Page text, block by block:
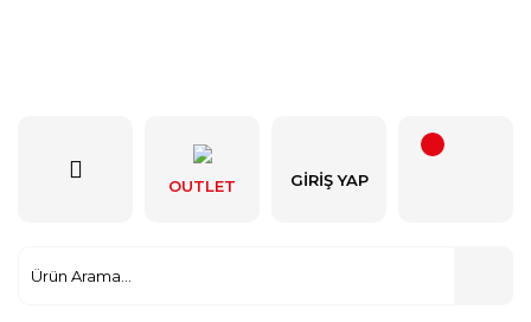
OUTLET GIRIŞ YAP